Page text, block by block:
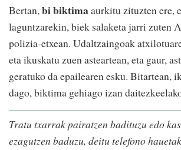
Bertan, bi biktimaaurkitu zituzten ere,
laguntzarekin, biek salaketa jarri zuten
polizia-etxean. Udaltzaingoak
eta ikuskatu zuen asteartean, eta gaur,
geratuko da epailearen esku. Bitartean,
dago, biktima gehiago izan
Tratu txarrak pairatzen badituzu edo
ezagutzen baduzu, deitu telefono